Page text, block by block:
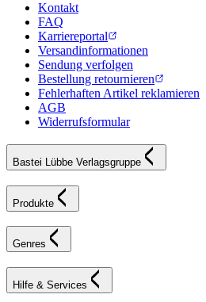
Kontakt
FAQ
Karriereportal
Versandinformationen
Sendung verfolgen
Bestellung retournieren
Fehlerhaften Artikel reklamieren
AGB
Widerrufsformular
Bastei Lübbe Verlagsgruppe
Produkte
Genres
Hilfe & Services